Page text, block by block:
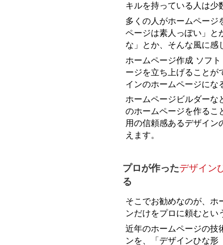
キルを持っている人は少
多くの人がホームページ
ページは素人っぽい」と
な」とか、そんな風に感
ホームページ作成 ソフ
ージを立ち上げることが
インのホームページにな
ホームページビルダーな
のホームページを作るこ
用の信頼感あるデザイン
えます。
プロが作ったデザイン
る
そこでお勧めなのが、ホ
ンだけをプロに頼むとい
近年のホームページの技
ンを、「デザインひな形